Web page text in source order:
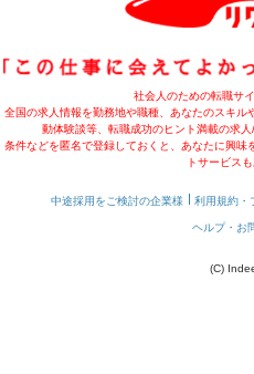
社会人のための転職サ
全国の求人情報を勤務地や職種、あなたのスキ
動体験談等、転職成功のヒント満載の求
条件などを匿名で登録しておくと、あなたに興
トサービス
中途採用をご検討の企業様 利用規約・
ヘルプ・お
(C)